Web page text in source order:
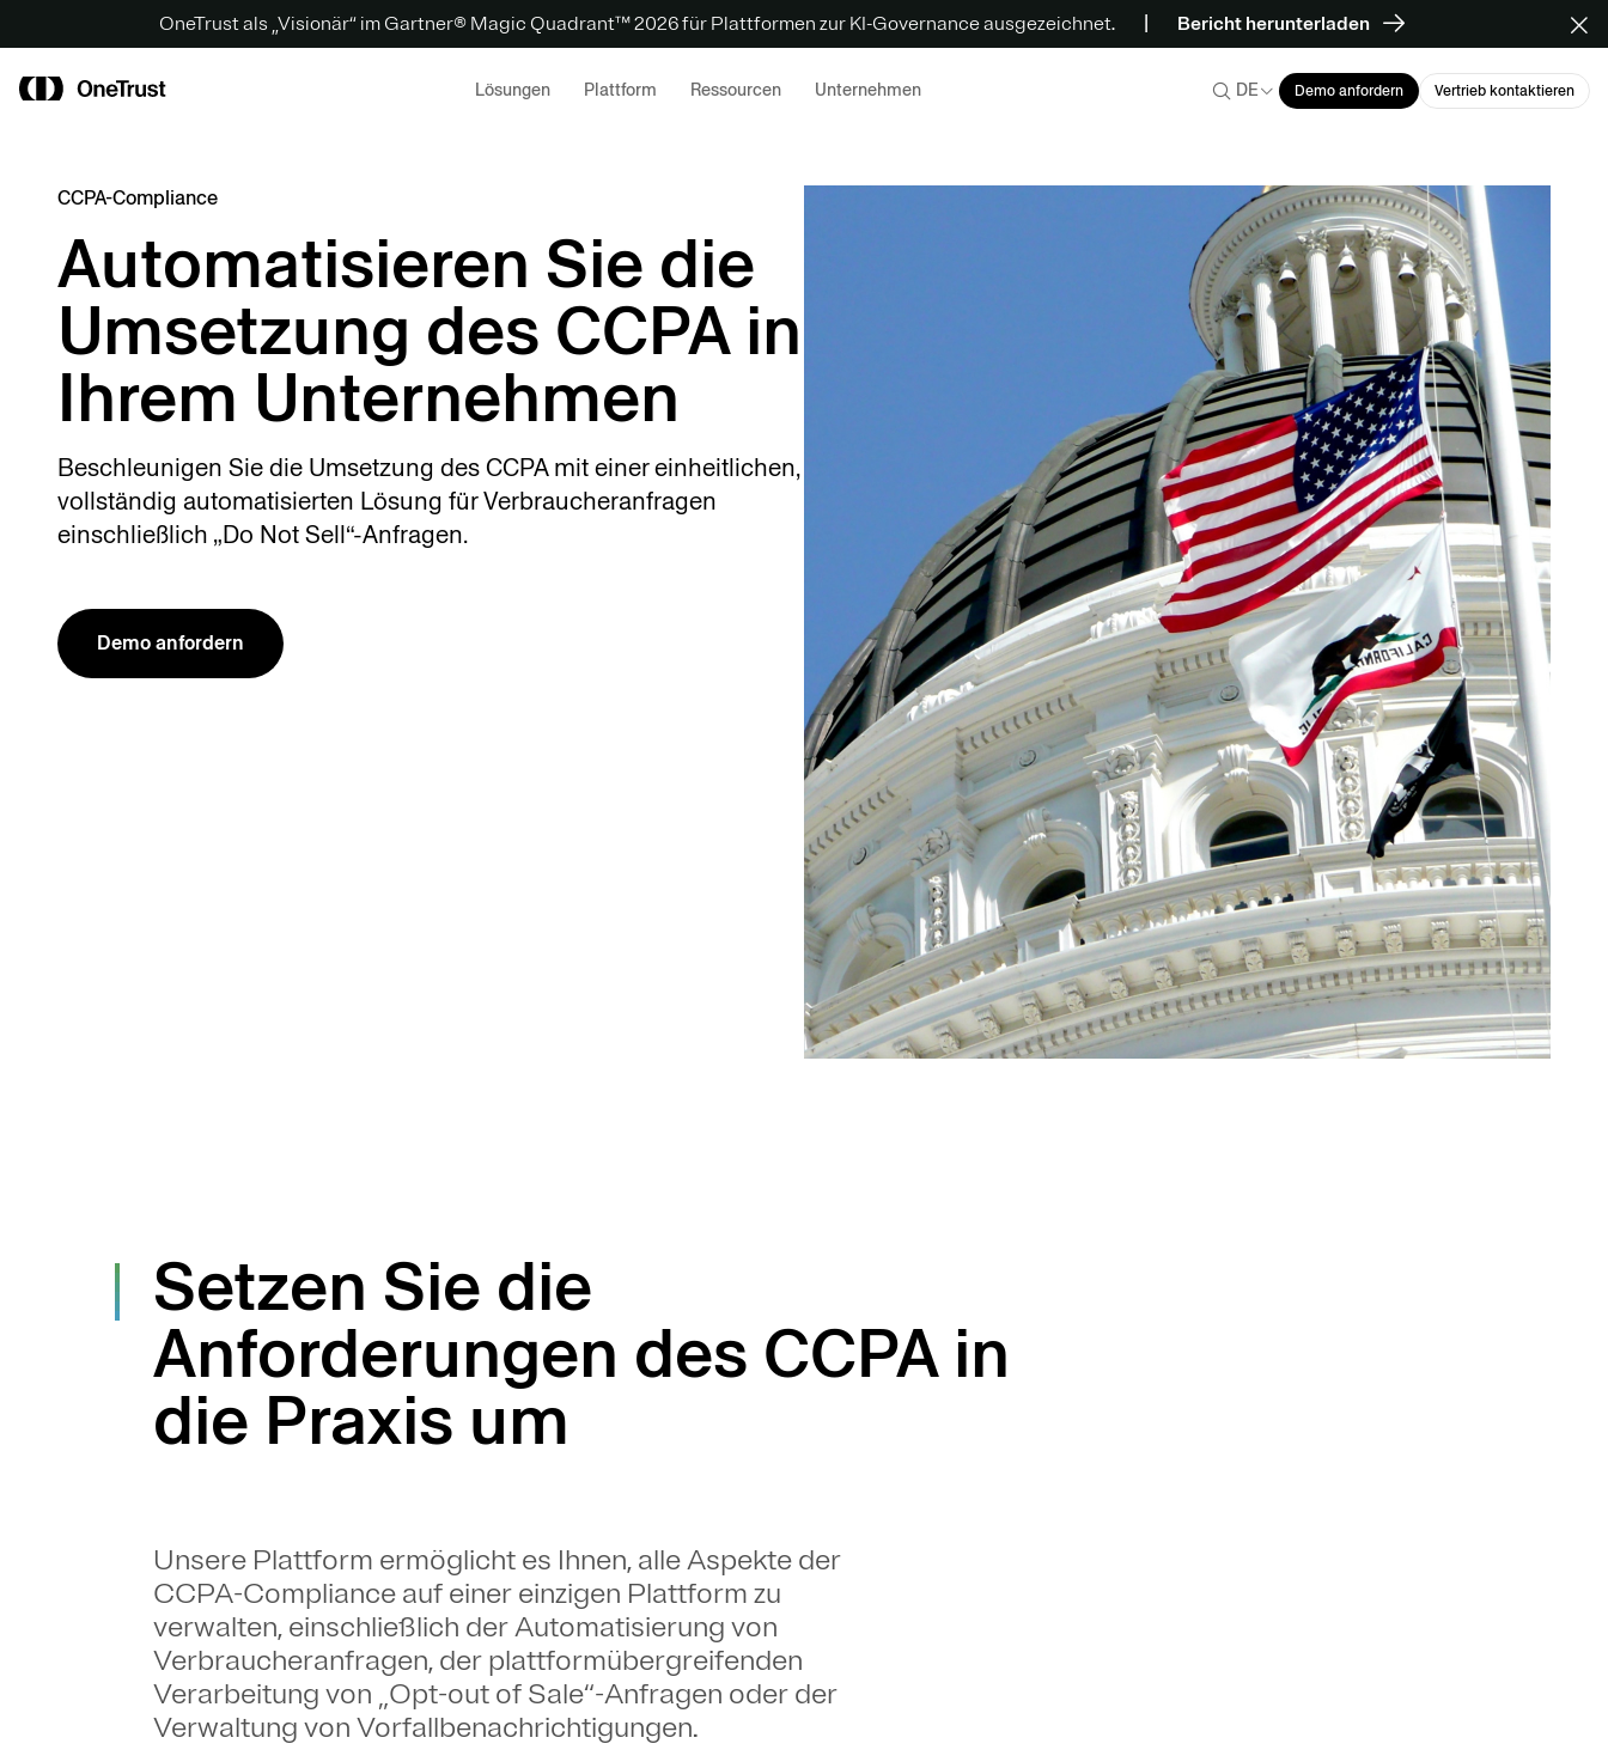
OneTrust als „Visionär“ im Gartner® Magic Quadrant™ 2026 für Plattformen zur KI-Governance ausgezeichnet. Bericht herunterladen
Lösungen Plattform Ressourcen Unternehmen DE Demo anfordern Vertrieb kontaktieren
CCPA-Compliance
Automatisieren Sie die
Umsetzung des CCPA in
Ihrem Unternehmen
Beschleunigen Sie die Umsetzung des CCPA mit einer einheitlichen,
vollständig automatisierten Lösung für Verbraucheranfragen
einschließlich „Do Not Sell“-Anfragen.
Demo anfordern
Setzen Sie die
Anforderungen des CCPA in
die Praxis um
Unsere Plattform ermöglicht es Ihnen, alle Aspekte der
CCPA-Compliance auf einer einzigen Plattform zu
verwalten, einschließlich der Automatisierung von
Verbraucheranfragen, der plattformübergreifenden
Verarbeitung von „Opt-out of Sale“-Anfragen oder der
Verwaltung von Vorfallbenachrichtigungen.